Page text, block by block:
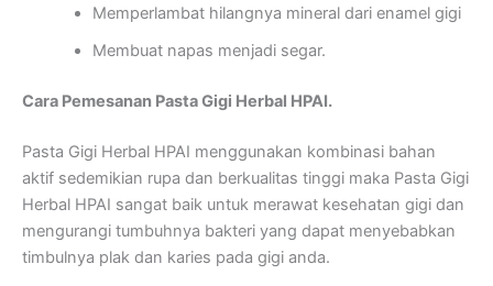
Memperlambat hilangnya mineral dari enamel gigi
Membuat napas menjadi segar.
Cara Pemesanan Pasta Gigi Herbal HPAI.
Pasta Gigi Herbal HPAI menggunakan kombinasi bahan
aktif sedemikian rupa dan berkualitas tinggi maka Pasta Gigi
Herbal HPAI sangat baik untuk merawat kesehatan gigi dan
mengurangi tumbuhnya bakteri yang dapat menyebabkan
timbulnya plak dan karies pada gigi anda.